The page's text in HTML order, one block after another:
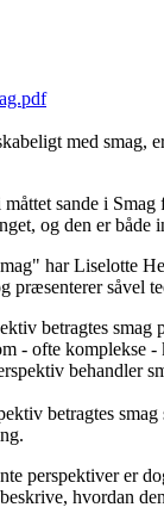
med smag,
måttet sande i
og den er både
har Liselotte
præsenterer såvel
betragtes
- ofte komplekse -
behandler
betragtes
perspektiver er
hvordan